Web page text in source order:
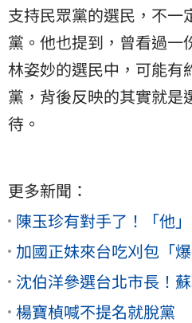
支持民眾黨的選民，不一
黨。他也提到，曾看過一
林姿妙的選民中，可能有
黨，背後反映的其實就是
待。
更多新聞：
陳玉珍有對手了！「他
加國正妹來台吃刈包「
沈伯洋參選台北市長！
楊寶楨喊不提名就脫黨